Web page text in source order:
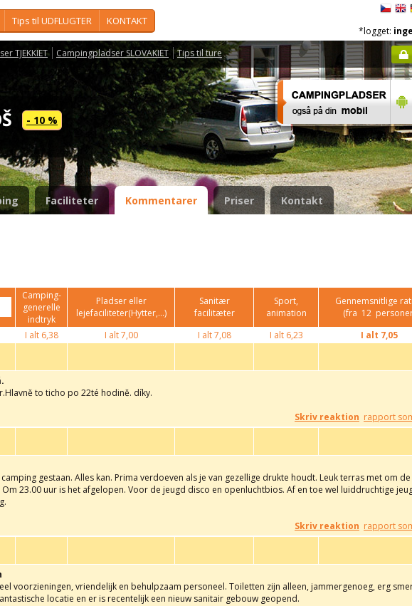
Tips til UDFLUGTER KONTAKT
TJEKKIET Campingpladser SLOVAKIET Tips til ture
*logget:
- 10 %
Faciliteter Kommentarer Priser Kontakt
Camping-
generelle
indtryk
Pladser eller
lejefaciliteter(Hytter,...)
Sanitær
facilitæter
Sport,
animation
Gennemsnitlige
(fra 12
I alt6,38 I alt7,00 I alt7,08 I alt6,23 I alt 7,05
to ticho po 22té hodině. díky.
Skriv reaktion rapport
gestaan. Alles kan. Prima verdoeven als je van gezellige drukte houdt. Leuk terras met om
Om 23.00 uur is het afgelopen. Voor de jeugd disco en openluchtbios. Af en toe wel luiddruchtige
Skriv reaktion rapport
voorzieningen, vriendelijk en behulpzaam personeel. Toiletten zijn alleen, jammergenoeg, erg
locatie en er is recentelijk een nieuw sanitair gebouw geopend.